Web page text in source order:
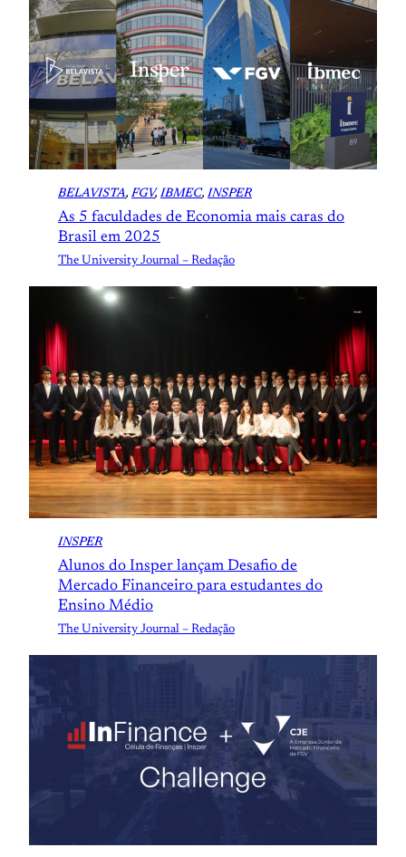
BELAVISTA, FGV, IBMEC, INSPER
As 5 faculdades de Economia mais caras do
Brasil em 2025
The University Journal – Redação
INSPER
Alunos do Insper lançam Desafio de
Mercado Financeiro para estudantes do
Ensino Médio
The University Journal – Redação